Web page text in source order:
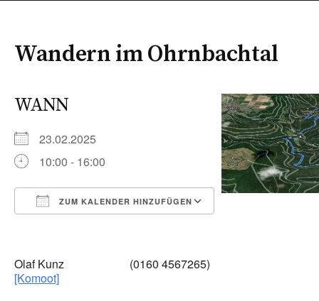
Wandern im Ohrnbachtal
WANN
23.02.2025
10:00 - 16:00
ZUM KALENDER HINZUFÜGEN
Olaf Kunz (0160 4567265)
[Komoot]